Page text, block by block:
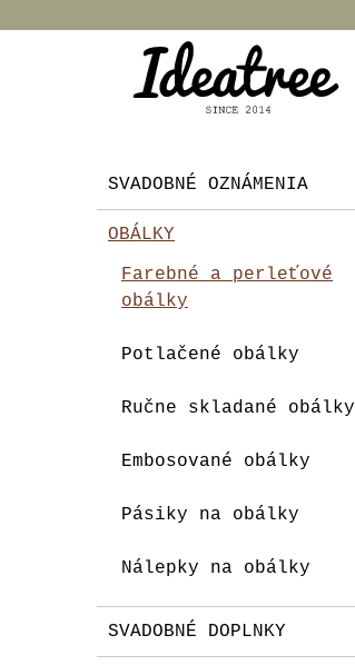
SVADOBNÉ OZNÁMENIA
OBÁLKY
Farebné a perleťové
obálky
Potlačené obálky
Ručne skladané obálky
Embosované obálky
Pásiky na obálky
Nálepky na obálky
SVADOBNÉ DOPLNKY